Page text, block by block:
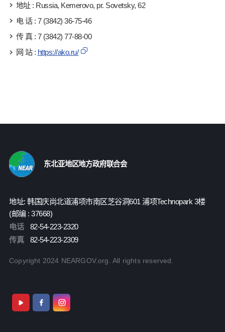
地址 : Russia, Kemerovo, pr. Sovetsky, 62
电 话 : 7 (3842) 36-75-46
传 真 : 7 (3842) 77-88-00
网 站 : https://ako.ru/
东北亚地区地方政府联合会
地址: 韩国庆尚北道浦项市南区芝谷洞601 浦项Technopark 3楼
(邮编 : 37668)
电话
82-54-223-2320
传真
82-54-223-2309
Copyright 2024 NEARGOV.org. All rights reserved.